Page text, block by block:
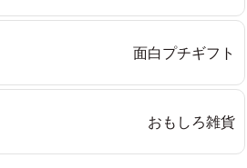
面白プチギフト
おもしろ雑貨